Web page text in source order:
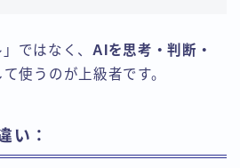
ではなく、 AIを思考・判断・
て使うのが上級者です。
い：